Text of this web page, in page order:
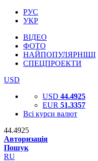
РУС
УКР
ВІДЕО
ФОТО
НАЙПОПУЛЯРНІШІ
СПЕЦПРОЕКТИ
USD
USD 44.4925
EUR 51.3357
Всі курси валют
44.4925
Авторизація
Пошук
RU